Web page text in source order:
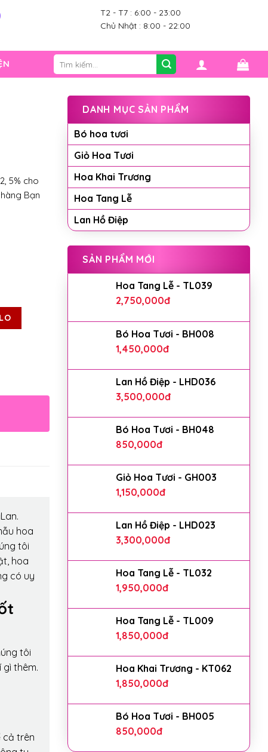
T2 - T7 : 6:00 - 23:00
Chủ Nhật : 8:00 - 22:00
Tìm
kiếm:
DANH MỤC SẢN PHẨM
Bó hoa tươi
Giỏ Hoa Tươi
Hoa Khai Trương
Hoa Tang Lễ
Lan Hồ Điệp
SẢN PHẨM MỚI
Hoa Tang Lễ - TL039
2,750,000đ
Bó Hoa Tươi - BH008
1,450,000đ
Lan Hồ Điệp - LHD036
3,500,000đ
Bó Hoa Tươi - BH048
850,000đ
Giỏ Hoa Tươi - GH003
1,150,000đ
Lan Hồ Điệp - LHD023
3,300,000đ
Hoa Tang Lễ - TL032
1,950,000đ
Hoa Tang Lễ - TL009
1,850,000đ
Hoa Khai Trương - KT062
1,850,000đ
Bó Hoa Tươi - BH005
850,000đ
5% cho
Bạn
hoa
tôi
hoa
có uy
tôi
thêm.
cả trên